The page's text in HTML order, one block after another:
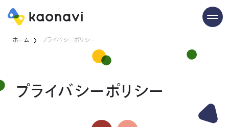
ホーム プライバシーポリシー
プライバシーポリシー